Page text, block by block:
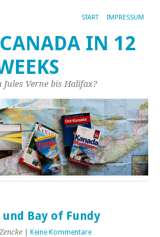
START IMPRESSUM
IN 12
Jules Verne bis Halifax?
Bay of Fundy
Keine Kommentare